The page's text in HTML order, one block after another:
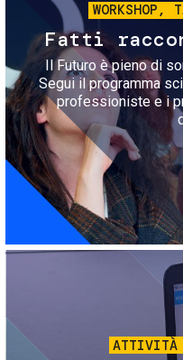
WORKSHOP,
Fatti
Il Futuro è pieno di
Segui il programma
professioniste e i
ATTIVITÀ